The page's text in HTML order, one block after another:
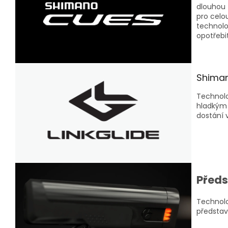
dlouhou
pro
dostání